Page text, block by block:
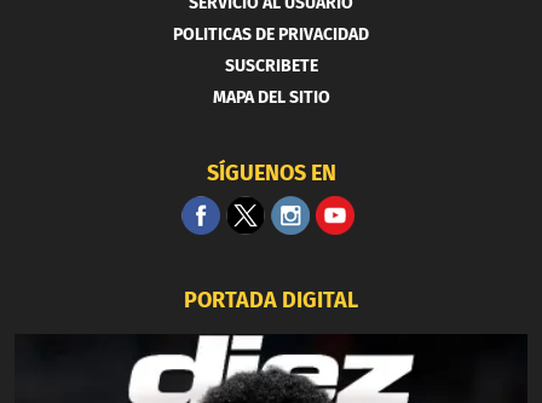
POLITICAS DE PRIVACIDAD
SUSCRIBETE
MAPA DEL SITIO
SÍGUENOS EN
PORTADA DIGITAL